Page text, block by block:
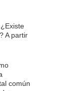
A partir
común